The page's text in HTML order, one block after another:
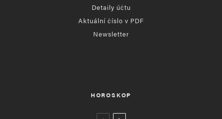
Detaily účtu
Aktuální číslo v PDF
Newsletter
HOROSKOP